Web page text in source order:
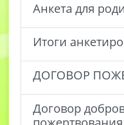
Анкета для
Итоги
ДОГОВОР
Договор